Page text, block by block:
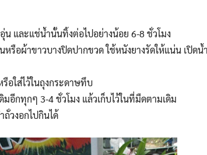
Search
for:
Search
น และแช่น้ำนั้นทิ้งต่อไปอย่างน้อย 6-8 ชั่วโมง
หรือผ้าขาวบางปิดปากขวด ใช้หนังยางรัดให้แน่น เปิดน้
อใส่ไว้ในถุงกระดาษทึบ
มอีกทุกๆ 3-4 ชั่วโมง แล้วเก็บไว้ในที่มืดตามเดิม
วงอกไปกินได้